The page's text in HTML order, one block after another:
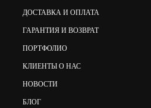
ДОСТАВКА И ОПЛАТА
ГАРАНТИЯ И ВОЗВРАТ
ПОРТФОЛИО
КЛИЕНТЫ О НАС
НОВОСТИ
БЛОГ